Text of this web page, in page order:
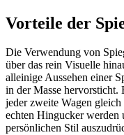
Vorteile der
Die Verwendung von
über das rein Visuelle
alleinige Aussehen einer
in der Masse hervorsticht.
jeder zweite Wagen
echten Hingucker werden
persönlichen Stil